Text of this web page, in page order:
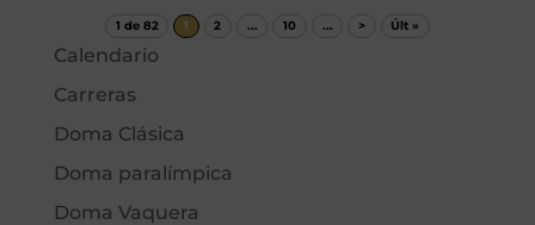
1 de 82 1 2 ... 10 ... > Últ »
Calendario
Carreras
Doma Clásica
Doma paralímpica
Doma Vaquera